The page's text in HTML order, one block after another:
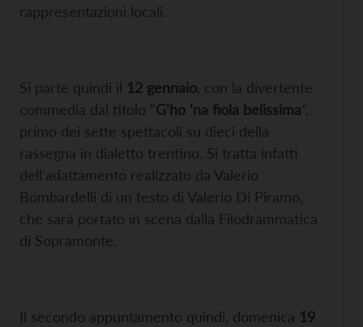
rappresentazioni locali.
Si parte quindi il 12 gennaio , con la divertente
commedia dal titolo “G’ho ‘na fiola belissima”,
primo dei sette spettacoli su dieci della
rassegna in dialetto trentino. Si tratta infatti
dell’adattamento realizzato da Valerio
Bombardelli di un testo di Valerio Di Piramo,
che sarà portato in scena dalla Filodrammatica
di Sopramonte.
Il secondo appuntamento quindi, domenica 19